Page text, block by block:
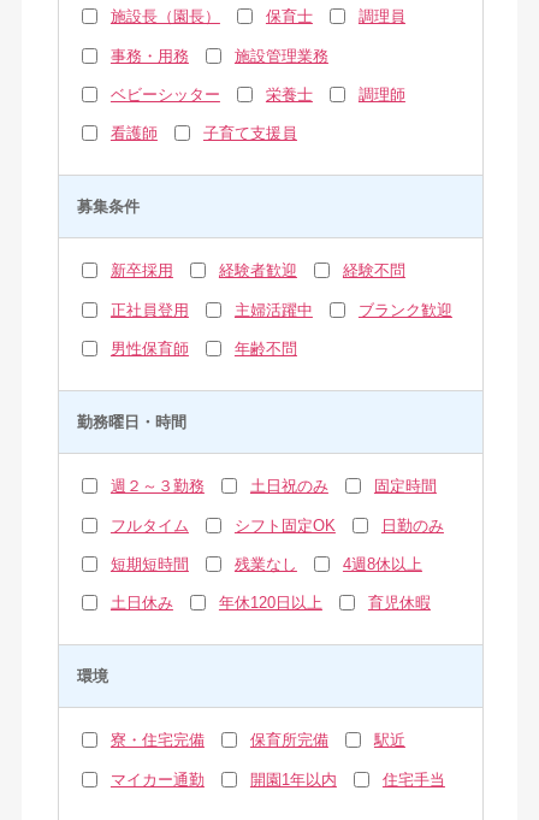
施設長（園長） 保育士 調理員
事務・用務 施設管理業務
ベビーシッター 栄養士 調理師
看護師 子育て支援員
募集条件
新卒採用 経験者歓迎 経験不問
正社員登用 主婦活躍中 ブランク歓迎
男性保育師 年齢不問
勤務曜日・時間
週２～３勤務 土日祝のみ 固定時間
フルタイム シフト固定OK 日勤のみ
短期短時間 残業なし 4週8休以上
土日休み 年休120日以上 育児休暇
環境
寮・住宅完備 保育所完備 駅近
マイカー通勤 開園1年以内 住宅手当